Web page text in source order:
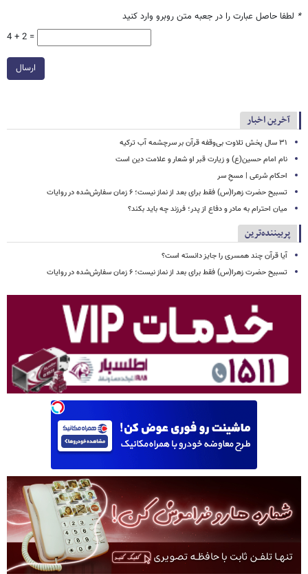
* لطفا حاصل عبارت را در جعبه متن روبرو وارد کنید
4 + 2 =
ارسال
آخرین اخبار
۳۱ سال پخش تلاوت بی‌وقفه قرآن بر سرچشمه آب ترکیه
نام امام حسین(ع) و زیارت قبر او شعار و علامت دین است
احکام شرعی | مسحِ سر
تسبیح حضرت زهرا(س) فقط برای بعد از نماز نیست؛ ۶ زمان سفارش‌شده در روایات
میان احترام به مادر و دفاع از پدر؛ فرزند چه باید بکند؟
پربیننده‌ترین
آیا قرآن چند همسری را جایز دانسته است؟
تسبیح حضرت زهرا(س) فقط برای بعد از نماز نیست؛ ۶ زمان سفارش‌شده در روایات